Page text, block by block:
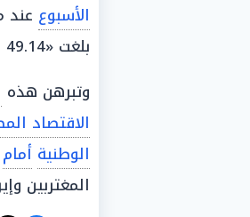
الأسبوع
بلغت «49.14 جنيه».
وتبرهن هذه
الاقتصاد
الوطنية أمام
المغتربين